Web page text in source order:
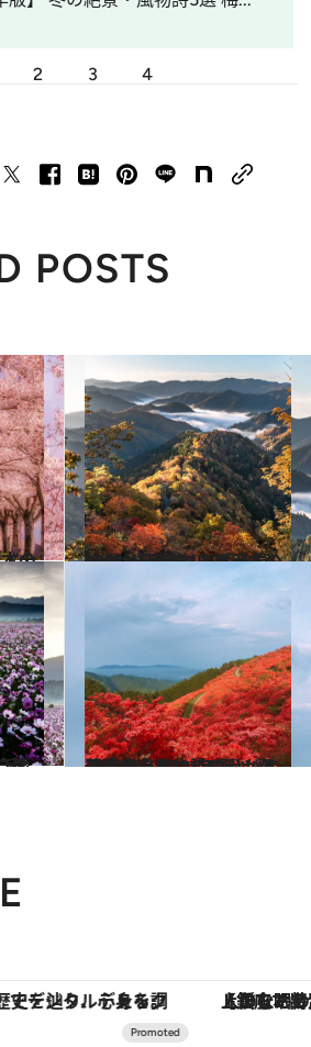
2 3 4
POSTS
2021.11.2
いつか行きたい！ 日本の絶景 ～近畿エリア 秋篇2021～《全34スポット》
旅＆お出かけ
2021.3.22
【奈良県 2021年版】 春の絶景・風物詩5選 ツツジで真っ赤に染め上がる葛城山
旅＆お出かけ
デートから、特別な名入れギフトまで。大人のための「ReFa GINZA」クルーズ